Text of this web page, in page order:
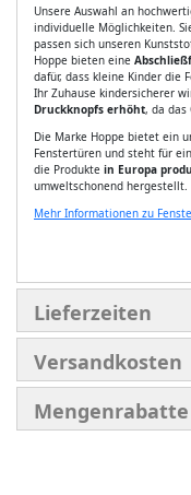
Unsere Auswahl an
individuelle Möglichkeiten.
passen sich unseren
Hoppe bieten eine
dafür, dass kleine Kinder die
Ihr Zuhause kindersicherer
Druckknopfs erhöht, da das
Die Marke Hoppe bietet ein
Fenstertüren und steht für
die Produkte in Europa
umweltschonend hergestellt.
Mehr Informationen zu
Lieferzeiten
Versandkosten
Mengenrabatte